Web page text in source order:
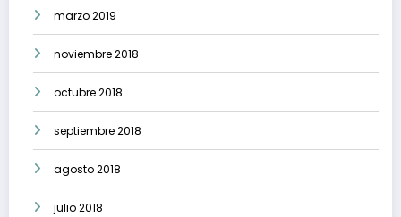
marzo 2019
noviembre 2018
octubre 2018
septiembre 2018
agosto 2018
julio 2018